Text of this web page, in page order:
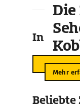
In der
Die
Mehr
Beliebte